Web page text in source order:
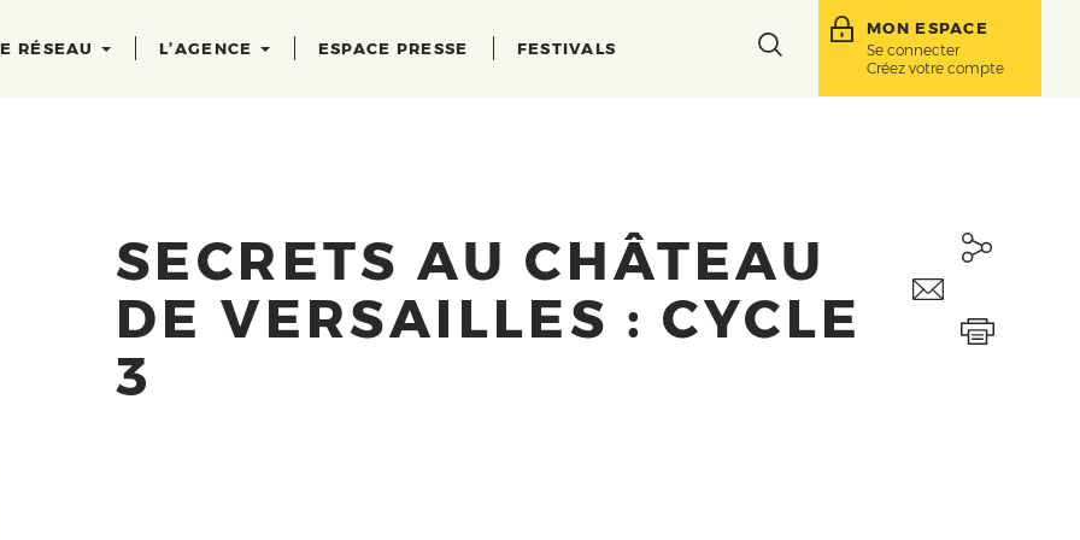
RÉSEAU L’AGENCE ESPACE PRESSE FESTIVALS
Toggle
MON ESPACE
Se connecter
Créez votre compte
SECRETS AU CHÂTEAU
DE VERSAILLES : CYCLE
3